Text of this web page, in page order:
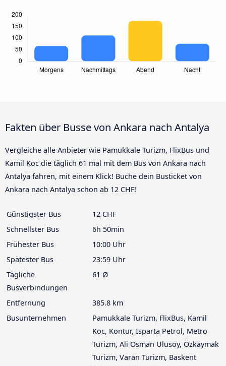
Fakten über Busse von Ankara nach Antalya
Vergleiche alle Anbieter wie Pamukkale Turizm, FlixBus und
Kamil Koc die täglich 61 mal mit dem Bus von Ankara nach
Antalya fahren, mit einem Klick! Buche dein Busticket von
Ankara nach Antalya schon ab 12 CHF!
Günstigster Bus
12 CHF
Schnellster Bus
6h 50min
Frühester Bus
10:00 Uhr
Spätester Bus
23:59 Uhr
Tägliche
Busverbindungen
61 Ø
Entfernung
385.8 km
Busunternehmen
Pamukkale Turizm, FlixBus, Kamil
Koc, Kontur, Isparta Petrol, Metro
Turizm, Ali Osman Ulusoy, Özkaymak
Turizm, Varan Turizm, Baskent